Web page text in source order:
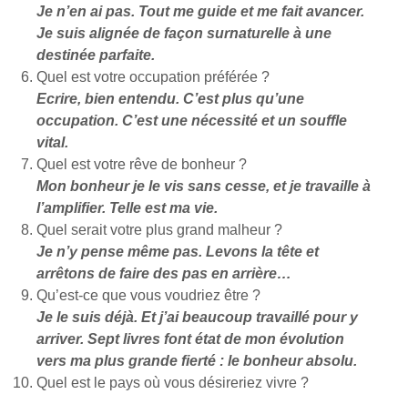
Je n’en ai pas. Tout me guide et me fait avancer.
Je suis alignée de façon surnaturelle à une
destinée parfaite.
Quel est votre occupation préférée ?
Ecrire, bien entendu. C’est plus qu’une
occupation. C’est une nécessité et un souffle
vital.
Quel est votre rêve de bonheur ?
Mon bonheur je le vis sans cesse, et je travaille à
l’amplifier. Telle est ma vie.
Quel serait votre plus grand malheur ?
Je n’y pense même pas. Levons la tête et
arrêtons de faire des pas en arrière…
Qu’est-ce que vous voudriez être ?
Je le suis déjà. Et j’ai beaucoup travaillé pour y
arriver. Sept livres font état de mon évolution
vers ma plus grande fierté : le bonheur absolu.
Quel est le pays où vous désireriez vivre ?